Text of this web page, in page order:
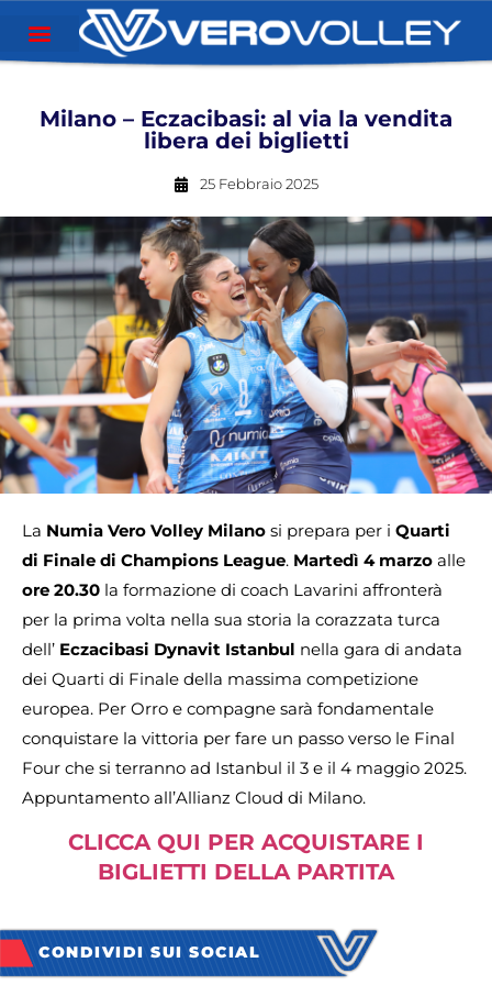
Milano – Eczacibasi: al via la vendita
libera dei biglietti
25 Febbraio 2025
La Numia Vero Volley Milano si prepara per i Quarti
di Finale di Champions League. Martedì 4 marzo alle
ore 20.30 la formazione di coach Lavarini affronterà
per la prima volta nella sua storia la corazzata turca
dell’ Eczacibasi Dynavit Istanbul nella gara di andata
dei Quarti di Finale della massima competizione
europea. Per Orro e compagne sarà fondamentale
conquistare la vittoria per fare un passo verso le Final
Four che si terranno ad Istanbul il 3 e il 4 maggio 2025.
Appuntamento all’Allianz Cloud di Milano.
CLICCA QUI PER ACQUISTARE I
BIGLIETTI DELLA PARTITA
CONDIVIDI SUI SOCIAL